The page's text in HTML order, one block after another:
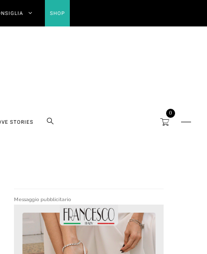
SHOP
STORIES
0
Messaggio pubblicitario